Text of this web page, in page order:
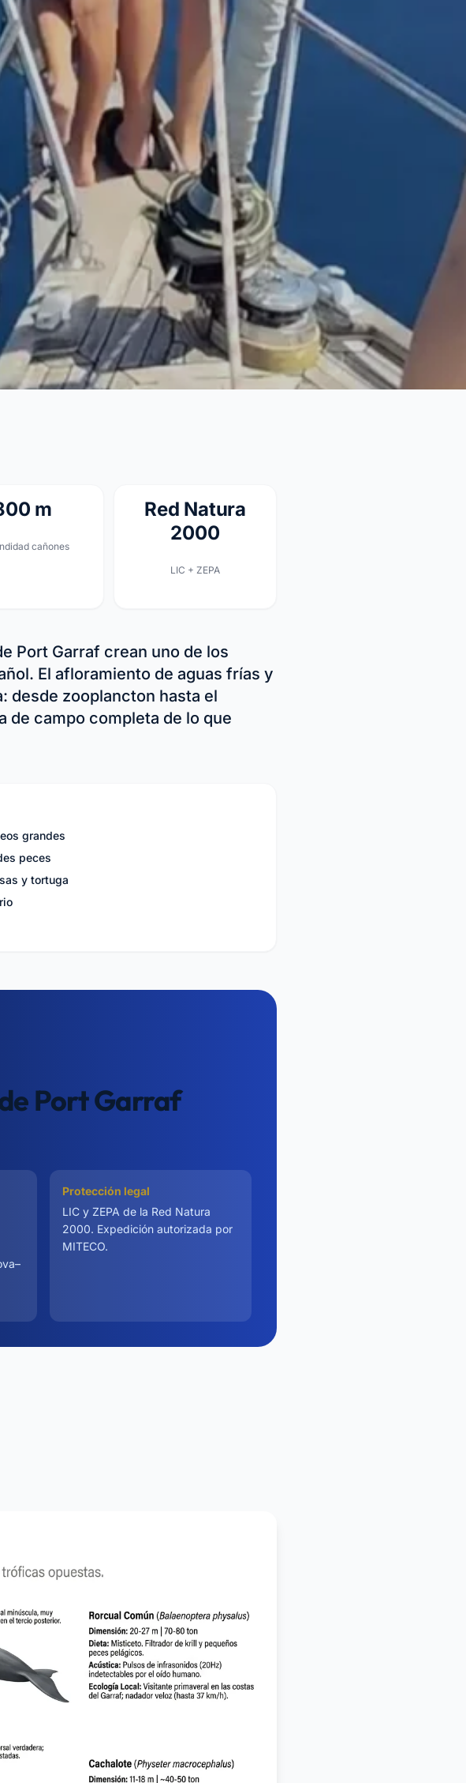
m
cañones
Red Natura
2000
LIC + ZEPA
Port Garraf crean uno de los
El afloramiento de aguas frías y
desde zooplancton hasta el
de campo completa de lo que
grandes
peces
y tortuga
de Port Garraf
Protección legal
LIC y ZEPA de la Red Natura
2000. Expedición autorizada por
MITECO.